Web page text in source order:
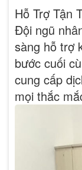
Hỗ Trợ Tận
Đội ngũ
sàng hỗ trợ
bước cuối
cung cấp
mọi thắc